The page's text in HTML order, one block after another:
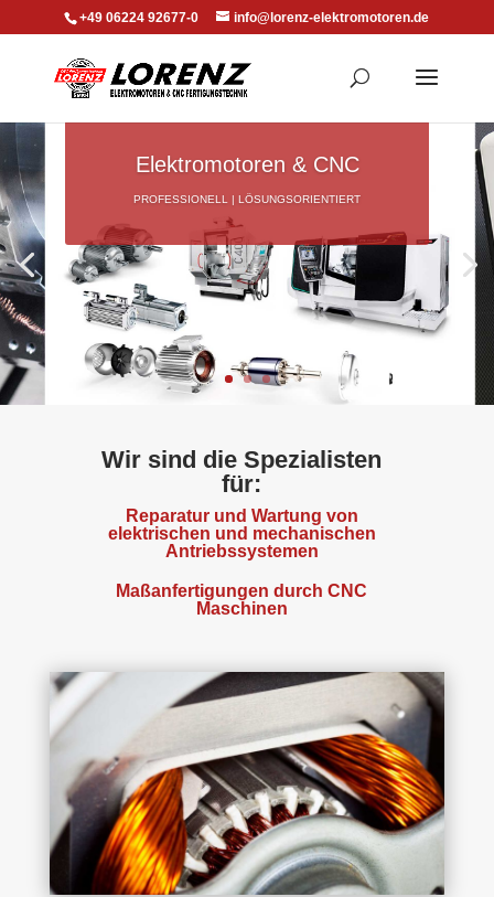
+49 06224 92677-0 info@lorenz-elektromotoren.de
Elektromotoren & CNC
PROFESSIONELL | LÖSUNGSORIENTIERT
Wir sind die Spezialisten
für:
Reparatur und Wartung von
elektrischen und mechanischen
Antriebssystemen
Maßanfertigungen durch CNC
Maschinen